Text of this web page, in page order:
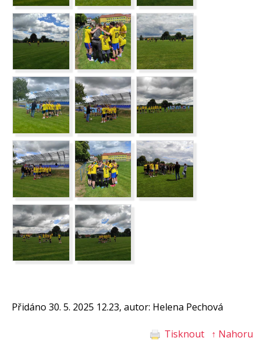
Přidáno 30. 5. 2025 12.23, autor: Helena Pechová
Tisknout ↑ Nahoru